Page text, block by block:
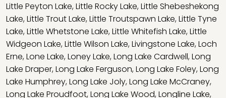
Little Peyton Lake,Little Rocky Lake,Little Shebeshekong
Lake,Little Trout Lake,Little Troutspawn Lake,Little Tyne
Lake,Little Whetstone Lake,Little Whitefish Lake,Little
Widgeon Lake,Little Wilson Lake,Livingstone Lake,Loch
Erne,Lone Lake,Loney Lake,Long Lake Cardwell,Long
Lake Draper,Long Lake Ferguson,Long Lake Foley,Long
Lake Humphrey,Long Lake Joly,Long Lake McCraney,
Long Lake Proudfoot,Long Lake Wood,Longline Lake,